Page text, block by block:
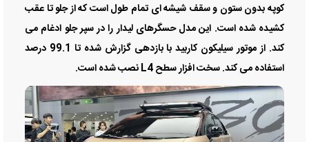
کوپه بدون ستون و سقف شیشه ای تمام طول است که از جلو تا عقب
کشیده شده است. این مدل حسگرهای لیدار را در سپر جلو ادغام می
کند. از موتور سیلیکون کاربید با بازدهی گزارش شده تا 99.1 درصد
استفاده می کند. سخت افزار سطح L4 نصب شده است.